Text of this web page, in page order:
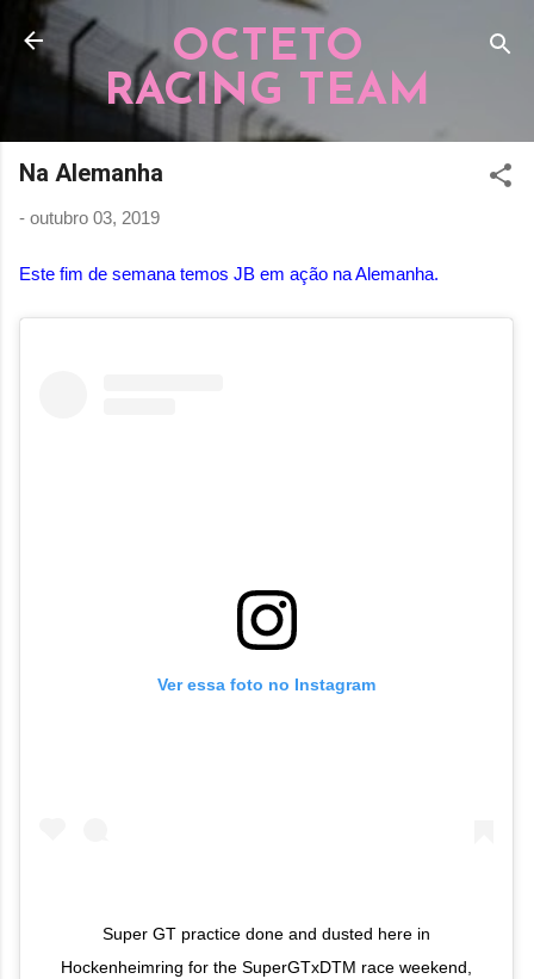
Pular para o conteúdo principal
OCTETO
RACING TEAM
Na Alemanha
- outubro 03, 2019
Este fim de semana temos JB em ação na Alemanha.
Ver essa foto no Instagram
Super GT practice done and dusted here in
Hockenheimring for the SuperGTxDTM race weekend,